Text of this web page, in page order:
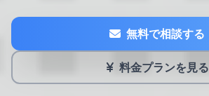
無料で相談する
料金プランを見る